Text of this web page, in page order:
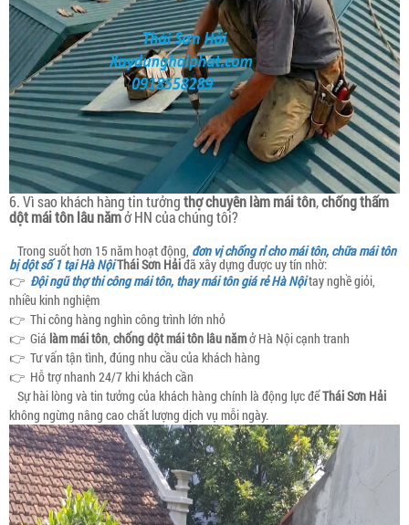
6. Vì sao khách hàng tin tưởngthợ chuyên làm mái tôn,chống thấm
dột mái tôn lâu nămở HN của chúng tôi?
Trong suốt hơn 15 năm hoạt động, đơn vị chống rỉ cho mái tôn, chữa mái tôn
bị dột số 1 tại Hà NộiThái Sơn Hảiđã xây dựng được uy tín nhờ:
👉 Đội ngũ thợ thi công mái tôn, thay mái tôn giá rẻ Hà Nộitay nghề giỏi,
nhiều kinh nghiệm
👉 Thi công hàng nghìn công trình lớn nhỏ
👉 Giá làm mái tôn, chống dột mái tôn lâu nămở Hà Nội cạnh tranh
👉 Tư vấn tận tình, đúng nhu cầu của khách hàng
👉 Hỗ trợ nhanh 24/7 khi khách cần
Sự hài lòng và tin tưởng của khách hàng chính là động lực đểThái Sơn Hải
không ngừng nâng cao chất lượng dịch vụ mỗi ngày.